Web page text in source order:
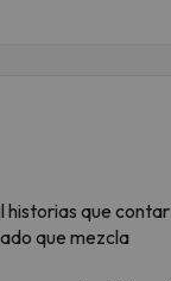
historias que
que mezcla